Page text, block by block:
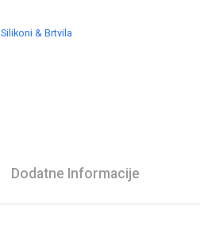
Silikoni & Brtvila
Dodatne Informacije